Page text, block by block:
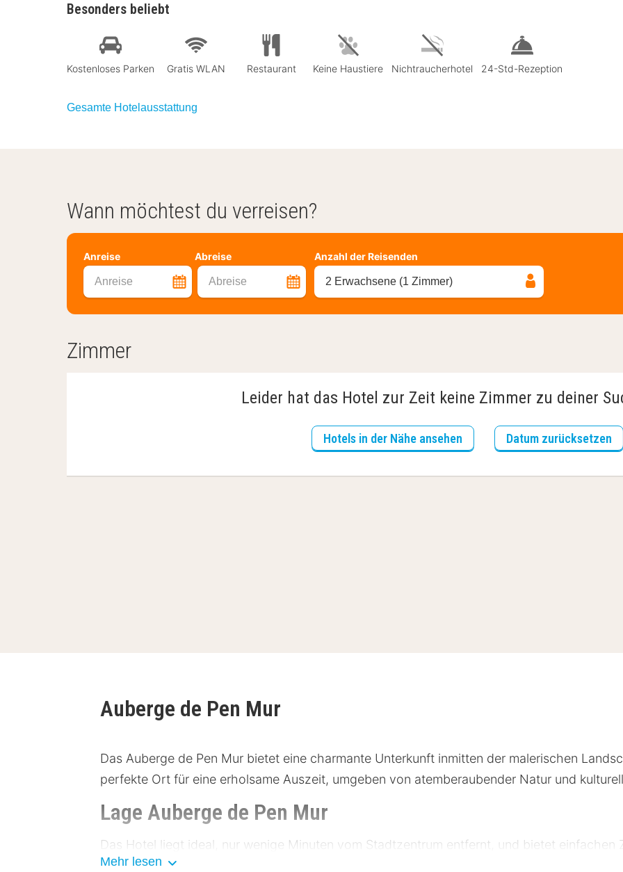
Besonders beliebt
Kostenloses Parken Gratis WLAN Restaurant Keine Haustiere Nichtraucherhotel 24-Std-Rezeption
Gesamte Hotelausstattung
Wann möchtest du verreisen?
Anreise Abreise
Anreise Abreise
Anzahl der Reisenden
2 Erwachsene (1 Zimmer)
Zimmer
Leider hat das Hotel zur Zeit keine Zimmer zu deiner
Hotels in der Nähe ansehen Datum zurücksetzen
Auberge de Pen Mur
Das Auberge de Pen Mur bietet eine charmante Unterkunft inmitten der malerischen
perfekte Ort für eine erholsame Auszeit, umgeben von atemberaubender Natur und
Lage Auberge de Pen Mur
Das Hotel liegt ideal, nur wenige Minuten vom Stadtzentrum entfernt, und bietet einfachen
Sehenswürdigkeiten. In der Nähe befinden sich zahlreiche Museen und historische Stätten,
Mehr lesen